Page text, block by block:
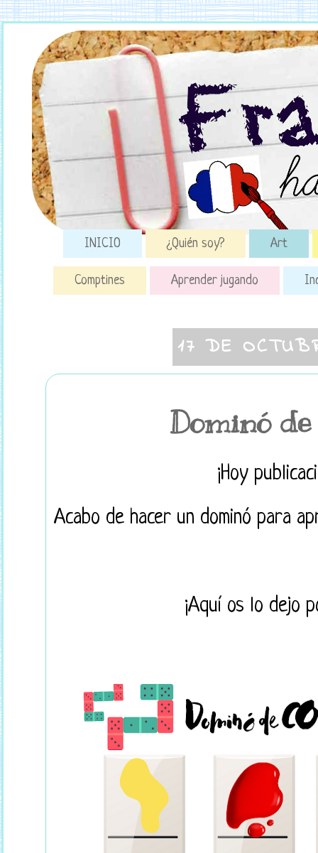
INICIO ¿Quién soy? Art
Comptines Aprender jugando
17 DE
Dominó
¡Hoy
Acabo de hacer un dominó para
¡Aquí os lo dejo